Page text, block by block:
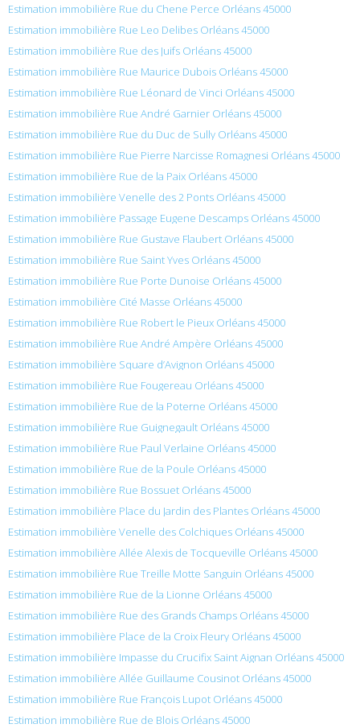
Estimation immobilière Rue du Chene Perce Orléans 45000
Estimation immobilière Rue Leo Delibes Orléans 45000
Estimation immobilière Rue des Juifs Orléans 45000
Estimation immobilière Rue Maurice Dubois Orléans 45000
Estimation immobilière Rue Léonard de Vinci Orléans 45000
Estimation immobilière Rue André Garnier Orléans 45000
Estimation immobilière Rue du Duc de Sully Orléans 45000
Estimation immobilière Rue Pierre Narcisse Romagnesi Orléans 45000
Estimation immobilière Rue de la Paix Orléans 45000
Estimation immobilière Venelle des 2 Ponts Orléans 45000
Estimation immobilière Passage Eugene Descamps Orléans 45000
Estimation immobilière Rue Gustave Flaubert Orléans 45000
Estimation immobilière Rue Saint Yves Orléans 45000
Estimation immobilière Rue Porte Dunoise Orléans 45000
Estimation immobilière Cité Masse Orléans 45000
Estimation immobilière Rue Robert le Pieux Orléans 45000
Estimation immobilière Rue André Ampère Orléans 45000
Estimation immobilière Square d’Avignon Orléans 45000
Estimation immobilière Rue Fougereau Orléans 45000
Estimation immobilière Rue de la Poterne Orléans 45000
Estimation immobilière Rue Guignegault Orléans 45000
Estimation immobilière Rue Paul Verlaine Orléans 45000
Estimation immobilière Rue de la Poule Orléans 45000
Estimation immobilière Rue Bossuet Orléans 45000
Estimation immobilière Place du Jardin des Plantes Orléans 45000
Estimation immobilière Venelle des Colchiques Orléans 45000
Estimation immobilière Allée Alexis de Tocqueville Orléans 45000
Estimation immobilière Rue Treille Motte Sanguin Orléans 45000
Estimation immobilière Rue de la Lionne Orléans 45000
Estimation immobilière Rue des Grands Champs Orléans 45000
Estimation immobilière Place de la Croix Fleury Orléans 45000
Estimation immobilière Impasse du Crucifix Saint Aignan Orléans 45000
Estimation immobilière Allée Guillaume Cousinot Orléans 45000
Estimation immobilière Rue François Lupot Orléans 45000
Estimation immobilière Rue de Blois Orléans 45000